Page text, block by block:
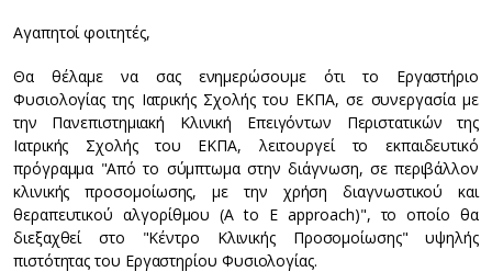
Αγαπητοί φοιτητές,
Θα θέλαμε να σας ενημερώσουμε ότι το Εργαστήριο
Φυσιολογίας της Ιατρικής Σχολής του ΕΚΠΑ, σε συνεργασία με
την Πανεπιστημιακή Κλινική Επειγόντων Περιστατικών της
Ιατρικής Σχολής του ΕΚΠΑ, λειτουργεί το εκπαιδευτικό
πρόγραμμα "Από το σύμπτωμα στην διάγνωση, σε περιβάλλον
κλινικής προσομοίωσης, με την χρήση διαγνωστικού και
θεραπευτικού αλγορίθμου (A to E approach)", το οποίο θα
διεξαχθεί στο "Κέντρο Κλινικής Προσομοίωσης" υψηλής
πιστότητας του Εργαστηρίου Φυσιολογίας.